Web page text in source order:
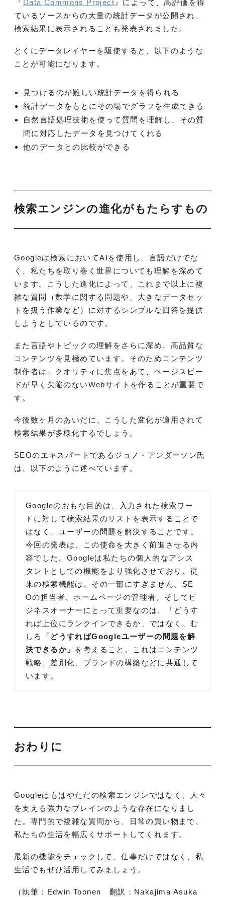
『 Data Commons Project 』によって、高評価を得
ているソースからの大量の統計データが公開され、
検索結果に表示されることも発表されました。
とくにデータレイヤーを駆使すると、以下のような
ことが可能になります。
見つけるのが難しい統計データを得られる
統計データをもとにその場でグラフを生成できる
自然言語処理技術を使って質問を理解し、その質
問に対応したデータを見つけてくれる
他のデータとの比較ができる
検索エンジンの進化がもたらすもの
Googleは検索においてAIを使用し、言語だけでな
く、私たちを取り巻く世界についても理解を深めて
います。こうした進化によって、これまで以上に複
雑な質問（数学に関する問題や、大きなデータセッ
トを扱う作業など）に対するシンプルな回答を提供
しようとしているのです。
また言語やトピックの理解をさらに深め、高品質な
コンテンツを見極めています。そのためコンテンツ
制作者は、クオリティに焦点をあて、ページスピー
ドが早く欠陥のないWebサイトを作ることが重要で
す。
今後数ヶ月のあいだに、こうした変化が適用されて
検索結果が多様化するでしょう。
SEOのエキスパートであるジョノ・アンダーソン氏
は、以下のように述べています。
Googleのおもな目的は、入力された検索ワー
ドに対して検索結果のリストを表示することで
はなく、ユーザーの問題を解決することです。
今回の発表は、この使命を大きく前進させる内
容でした。Googleは私たちの個人的なアシス
タントとしての機能をより強化させており、従
来の検索機能は、その一部にすぎません。SE
Oの担当者、ホームページの管理者、そしてビ
ジネスオーナーにとって重要なのは、「どうす
れば上位にランクインできるか」ではなく、む
しろ
「どうすればGoogleユーザーの問題を解
決できるか」 を考えること。これはコンテンツ
戦略、差別化、ブランドの構築などに共通して
います。
おわりに
Googleはもはやただの検索エンジンではなく、人々
を支える強力なブレインのような存在になりまし
た。専門的で複雑な質問から、日常の買い物まで、
私たちの生活を幅広くサポートしてくれます。
最新の機能をチェックして、仕事だけではなく、私
生活でもぜひ活用してみましょう。
（執筆：Edwin Toonen 翻訳：Nakajima Asuka